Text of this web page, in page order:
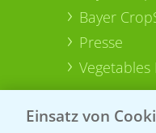
Bayer
Presse
Einsatz von